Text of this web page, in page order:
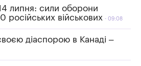
липня: сили оборони
російських військових
09:08
діаспорою в Канаді –